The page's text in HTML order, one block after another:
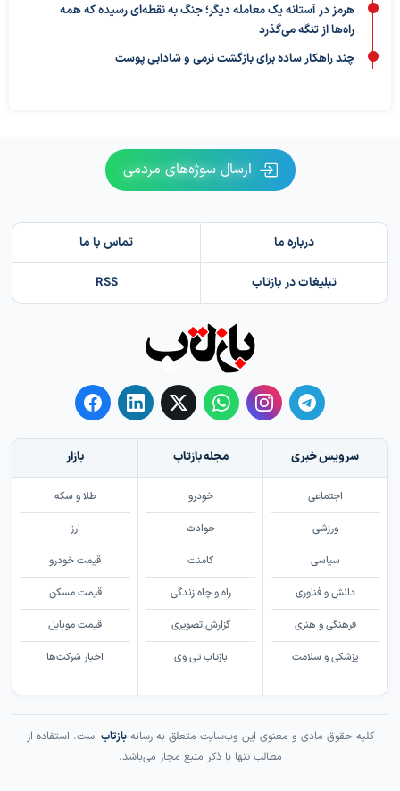
هرمز در آستانه یک معامله دیگر؛ جنگ به نقطه‌ای رسیده که همه
راه‌ها از تنگه می‌گذرد
چند راهکار ساده برای بازگشت نرمی و شادابی پوست
ارسال سوژه‌های مردمی
درباره ما تماس با ما
تبلیغات در بازتاب RSS
سرویس خبری
اجتماعی
ورزشی
سیاسی
دانش و فناوری
فرهنگی و هنری
پزشکی و سلامت
مجله بازتاب
خودرو
حوادث
کامنت
راه و چاه زندگی
گزارش تصویری
بازتاب تی وی
بازار
طلا و سکه
ارز
قیمت خودرو
قیمت مسکن
قیمت موبایل
اخبار شرکت‌ها
کلیه حقوق مادی و معنوی این وب‌سایت متعلق به رسانهبازتاب است. استفاده از
مطالب تنها با ذکر منبع مجاز می‌باشد.